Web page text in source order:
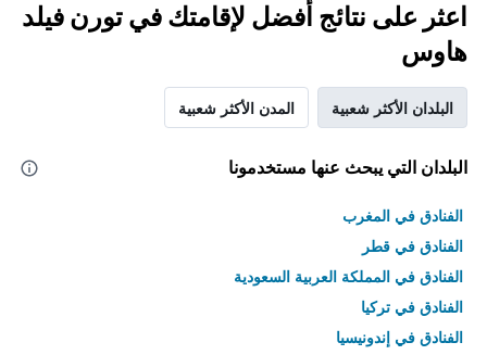
اعثر على نتائج أفضل لإقامتك في تورن فيلد
هاوس
البلدان الأكثر شعبية المدن الأكثر شعبية
البلدان التي يبحث عنها مستخدمونا
الفنادق في المغرب
الفنادق في قطر
الفنادق في المملكة العربية السعودية
الفنادق في تركيا
الفنادق في إندونيسيا